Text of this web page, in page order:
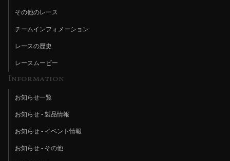
その他のレース
チームインフォメーション
レースの歴史
レースムービー
Information
お知らせ一覧
お知らせ - 製品情報
お知らせ - イベント情報
お知らせ - その他